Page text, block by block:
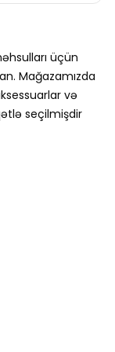
üçün
Mağazamızda
və
seçilmişdir